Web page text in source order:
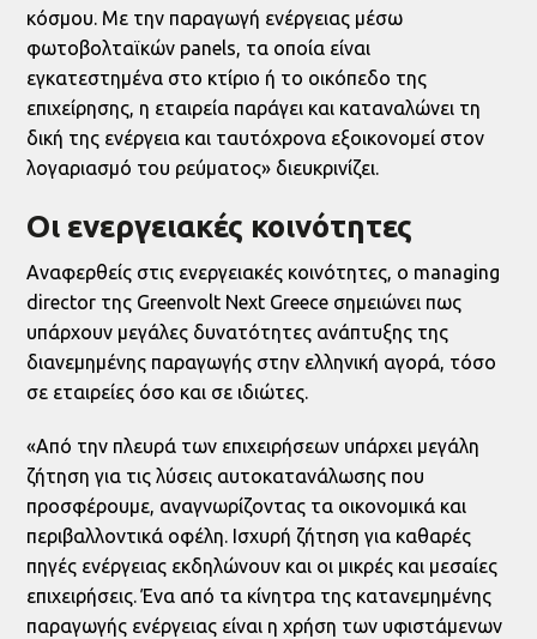
κόσμου. Με την παραγωγή ενέργειας μέσω
φωτοβολταϊκών panels, τα οποία είναι
εγκατεστημένα στο κτίριο ή το οικόπεδο της
επιχείρησης, η εταιρεία παράγει και καταναλώνει τη
δική της ενέργεια και ταυτόχρονα εξοικονομεί στον
λογαριασμό του ρεύματος» διευκρινίζει.
Οι ενεργειακές κοινότητες
Αναφερθείς στις ενεργειακές κοινότητες, ο managing
director της Greenvolt Next Greece σημειώνει πως
υπάρχουν μεγάλες δυνατότητες ανάπτυξης της
διανεμημένης παραγωγής στην ελληνική αγορά, τόσο
σε εταιρείες όσο και σε ιδιώτες.
«Από την πλευρά των επιχειρήσεων υπάρχει μεγάλη
ζήτηση για τις λύσεις αυτοκατανάλωσης που
προσφέρουμε, αναγνωρίζοντας τα οικονομικά και
περιβαλλοντικά οφέλη. Ισχυρή ζήτηση για καθαρές
πηγές ενέργειας εκδηλώνουν και οι μικρές και μεσαίες
επιχειρήσεις. Ένα από τα κίνητρα της κατανεμημένης
παραγωγής ενέργειας είναι η χρήση των υφιστάμενων